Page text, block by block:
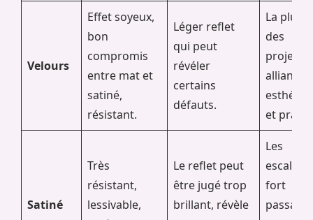
Velours
Effet soyeux,
bon
compromis
entre mat et
satiné,
résistant.
Léger reflet
qui peut
révéler
certains
défauts.
La
des
projets,
alliant
et
Satiné
Très
résistant,
lessivable,
Le reflet peut
être jugé trop
brillant, révèle
Les
fort
passage